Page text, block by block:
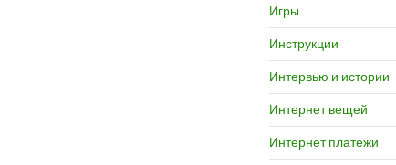
Игры
Инструкции
Интервью и истории
Интернет вещей
Интернет платежи